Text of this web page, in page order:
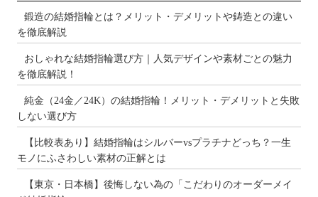
鍛造の結婚指輪とは？メリット・デメリットや鋳造との違い
を徹底解説
おしゃれな結婚指輪選び方｜人気デザインや素材ごとの魅力
を徹底解説！
純金（24金／24K）の結婚指輪！メリット・デメリットと失敗
しない選び方
【比較表あり】結婚指輪はシルバーvsプラチナどっち？一生
モノにふさわしい素材の正解とは
【東京・日本橋】後悔しない為の「こだわりのオーダーメイ